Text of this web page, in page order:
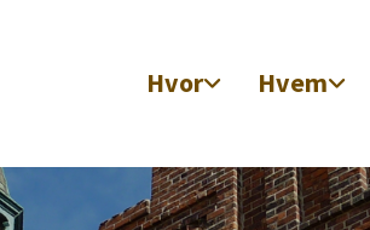
Hvor Hvem